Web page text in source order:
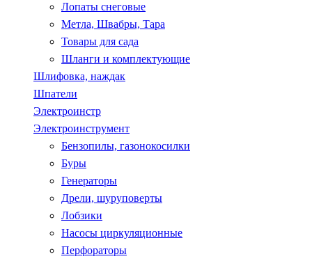
Лопаты снеговые
Метла, Швабры, Тара
Товары для сада
Шланги и комплектующие
Шлифовка, наждак
Шпатели
Электроинстр
Электроинструмент
Бензопилы, газонокосилки
Буры
Генераторы
Дрели, шуруповерты
Лобзики
Насосы циркуляционные
Перфораторы